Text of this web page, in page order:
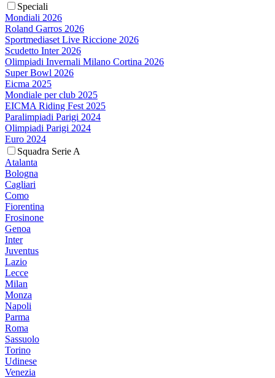
Speciali
Mondiali 2026
Roland Garros 2026
Sportmediaset Live Riccione 2026
Scudetto Inter 2026
Olimpiadi Invernali Milano Cortina 2026
Super Bowl 2026
Eicma 2025
Mondiale per club 2025
EICMA Riding Fest 2025
Paralimpiadi Parigi 2024
Olimpiadi Parigi 2024
Euro 2024
Squadra Serie A
Atalanta
Bologna
Cagliari
Como
Fiorentina
Frosinone
Genoa
Inter
Juventus
Lazio
Lecce
Milan
Monza
Napoli
Parma
Roma
Sassuolo
Torino
Udinese
Venezia